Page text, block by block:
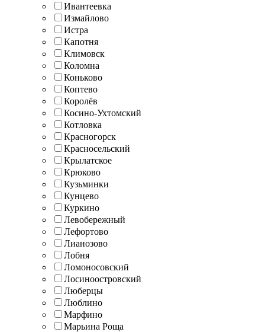
Ивантеевка
Измайлово
Истра
Капотня
Климовск
Коломна
Коньково
Коптево
Королёв
Косино-Ухтомский
Котловка
Красногорск
Красносельский
Крылатское
Крюково
Кузьминки
Кунцево
Куркино
Левобережный
Лефортово
Лианозово
Лобня
Ломоносовский
Лосиноостровский
Люберцы
Люблино
Марфино
Марьина Роща